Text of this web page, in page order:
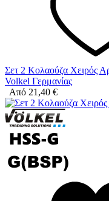
Σετ 2 Κολαούζα Χειρός
Volkel Γερμανίας
Από 21,40 €